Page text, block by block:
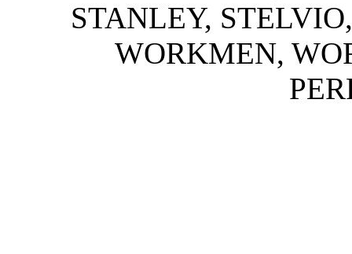
STANLEY,
WORKMEN,